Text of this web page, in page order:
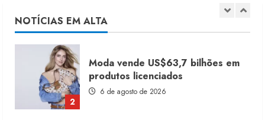
NOTÍCIAS EM ALTA
2
6 de agosto de 2026
3
Renata Caixeta assume Movimento
Sou de Algodão
5 de agosto de 2026